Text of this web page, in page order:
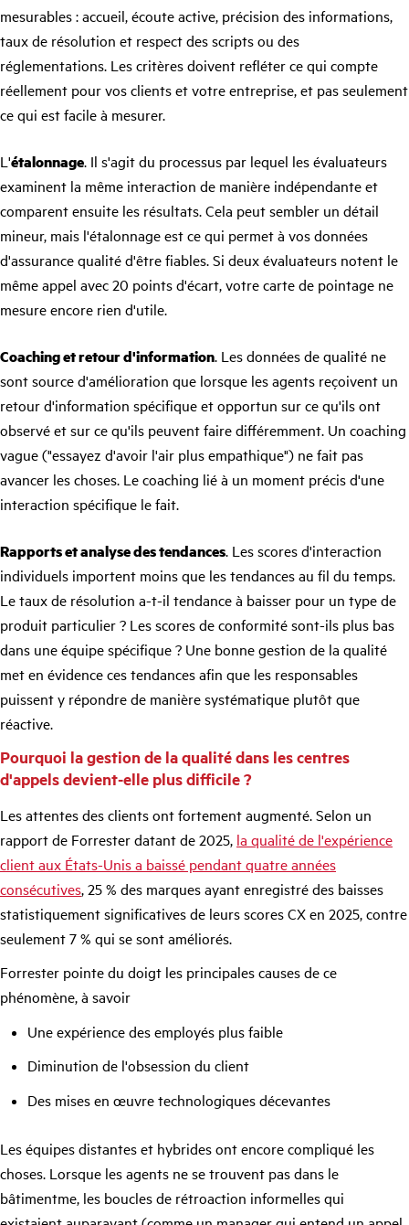
mesurables : accueil, écoute active, précision des informations,
taux de résolution et respect des scripts ou des
réglementations. Les critères doivent refléter ce qui compte
réellement pour vos clients et votre entreprise, et pas seulement
ce qui est facile à mesurer.
L'étalonnage. Il s'agit du processus par lequel les évaluateurs
examinent la même interaction de manière indépendante et
comparent ensuite les résultats. Cela peut sembler un détail
mineur, mais l'étalonnage est ce qui permet à vos données
d'assurance qualité d'être fiables. Si deux évaluateurs notent le
même appel avec 20 points d'écart, votre carte de pointage ne
mesure encore rien d'utile.
Coaching et retour d'information. Les données de qualité ne
sont source d'amélioration que lorsque les agents reçoivent un
retour d'information spécifique et opportun sur ce qu'ils ont
observé et sur ce qu'ils peuvent faire différemment. Un coaching
vague ("essayez d'avoir l'air plus empathique") ne fait pas
avancer les choses. Le coaching lié à un moment précis d'une
interaction spécifique le fait.
Rapports et analyse des tendances. Les scores d'interaction
individuels importent moins que les tendances au fil du temps.
Le taux de résolution a-t-il tendance à baisser pour un type de
produit particulier ? Les scores de conformité sont-ils plus bas
dans une équipe spécifique ? Une bonne gestion de la qualité
met en évidence ces tendances afin que les responsables
puissent y répondre de manière systématique plutôt que
réactive.
Pourquoi la gestion de la qualité dans les centres
d'appels devient-elle plus difficile ?
Les attentes des clients ont fortement augmenté. Selon un
rapport de Forrester datant de 2025, la qualité de l'expérience
client aux États-Unis a baissé pendant quatre années
consécutives, 25 % des marques ayant enregistré des baisses
statistiquement significatives de leurs scores CX en 2025, contre
seulement 7 % qui se sont améliorés.
Forrester pointe du doigt les principales causes de ce
phénomène, à savoir
Une expérience des employés plus faible
Diminution de l'obsession du client
Des mises en œuvre technologiques décevantes
Les équipes distantes et hybrides ont encore compliqué les
choses. Lorsque les agents ne se trouvent pas dans le
bâtimentme, les boucles de rétroaction informelles qui